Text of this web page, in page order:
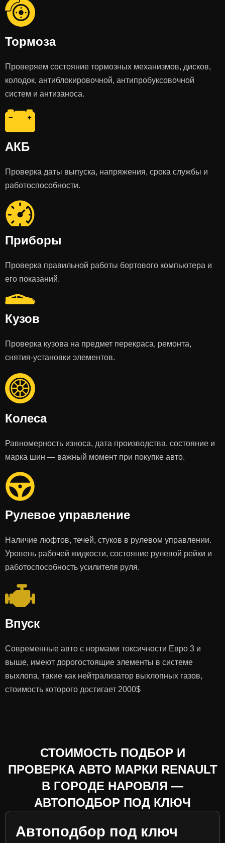
Тормоза
Проверяем состояние тормозных механизмов, дисков,
колодок, антиблокировочной, антипробуксовочной
систем и антизаноса.
АКБ
Проверка даты выпуска, напряжения, срока службы и
работоспособности.
Приборы
Проверка правильной работы бортового компьютера и
его показаний.
Кузов
Проверка кузова на предмет перекраса, ремонта,
снятия-установки элементов.
Колеса
Равномерность износа, дата производства, состояние и
марка шин — важный момент при покупке авто.
Рулевое управление
Наличие люфтов, течей, стуков в рулевом управлении.
Уровень рабочей жидкости, состояние рулевой рейки и
работоспособность усилителя руля.
Впуск
Современные авто с нормами токсичности Евро 3 и
выше, имеют дорогостоящие элементы в системе
выхлопа, такие как нейтрализатор выхлопных газов,
стоимость которого достигает 2000$
СТОИМОСТЬ ПОДБОР И
ПРОВЕРКА АВТО МАРКИ RENAULT
В ГОРОДЕ НАРОВЛЯ —
АВТОПОДБОР ПОД КЛЮЧ
Автоподбор под ключ